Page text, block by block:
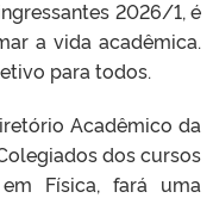
2026/1, é
a vida acadêmica.
para todos.
Acadêmico da
dos cursos
Física, fará uma